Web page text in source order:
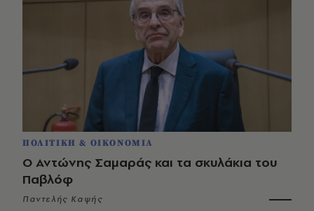
ΠΟΛΙΤΙΚΗ & ΟΙΚΟΝΟΜΙΑ
Ο Αντώνης Σαμαράς και τα σκυλάκια του
Παβλόφ
Παντελής Καψής